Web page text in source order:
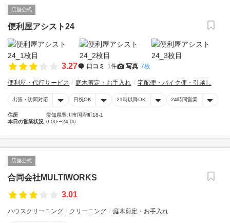
店舗公式
便利屋アシスト24
3.27 口コミ 1件 写真 7枚
便利屋・代行サービス 庭木剪定・お手入れ 宅配便・バイク便・引越し
出張・訪問対応 日祝OK 21時以降OK 24時間営業
住所
愛知県豊川市国府町18-1
本日の営業状況 0:00〜24:00
店舗公式
合同会社MULTIWORKS
3.01
ハウスクリーニング クリーニング 庭木剪定・お手入れ